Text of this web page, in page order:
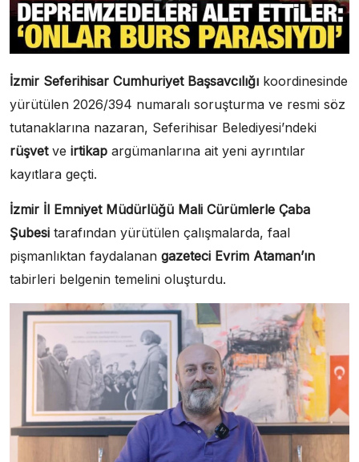
İzmir Seferihisar Cumhuriyet Başsavcılığı koordinesinde
yürütülen 2026/394 numaralı soruşturma ve resmi söz
tutanaklarına nazaran, Seferihisar Belediyesi’ndeki
rüşvet ve irtikap argümanlarına ait yeni ayrıntılar
kayıtlara geçti.
İzmir İl Emniyet Müdürlüğü Mali Cürümlerle Çaba
Şubesi tarafından yürütülen çalışmalarda, faal
pişmanlıktan faydalanan gazeteci Evrim Ataman’ın
tabirleri belgenin temelini oluşturdu.